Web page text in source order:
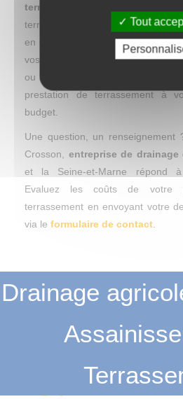
terrassement
pour aménager
terrain ou évacuer des matériaux
en capacité de répondre avec
vos envies. Où que vous soyez
ou la Seine-et-Marne, nous
prestation de terrassement à
budget.
Une question, un renseignement
Crosson, entreprise de drainage
et la Seine-et-Marne répond à
Evaluez les coûts de votre
terrassement en envoyant votre
via le formulaire de contact
Drainage
Tout